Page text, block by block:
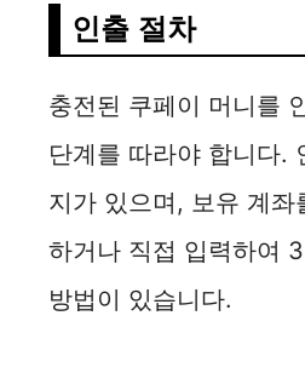
인출 절차
충전된 쿠페이 머니를
단계를 따라야 합니다.
지가 있으며, 보유 계좌
하거나 직접 입력하여
방법이 있습니다.